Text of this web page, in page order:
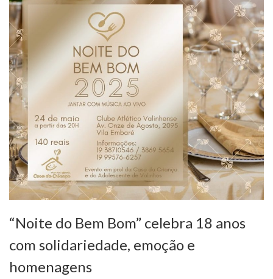
“Noite do Bem Bom” celebra 18 anos
com solidariedade, emoção e
homenagens